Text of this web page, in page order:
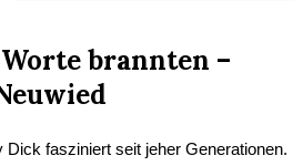
brannten –
fasziniert seit jeher Generationen.